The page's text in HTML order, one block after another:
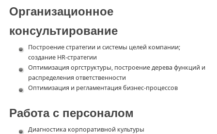
Организационное
консультирование
Построение стратегии и системы целей компании;
создание HR-стратегии
Оптимизация оргструктуры, построение дерева функций и
распределения ответственности
Оптимизация и регламентация бизнес-процессов
Работа с персоналом
Диагностика корпоративной культуры